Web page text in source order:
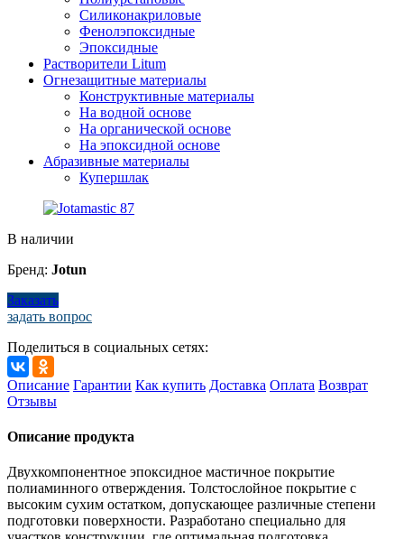
Силиконакриловые
Фенолэпоксидные
Эпоксидные
Растворители Litum
Огнезащитные материалы
Конструктивные материалы
На водной основе
На органической основе
На эпоксидной основе
Абразивные материалы
Купершлак
В наличии
Бренд: Jotun
Заказать
задать вопрос
Поделиться в социальных сетях:
Описание Гарантии Как купить Доставка Оплата Возврат
Отзывы
Описание продукта
Двухкомпонентное эпоксидное мастичное покрытие
полиаминного отверждения. Толстослойное покрытие с
высоким сухим остатком, допускающее различные степени
подготовки поверхности. Разработано специально для